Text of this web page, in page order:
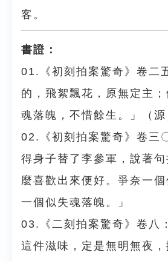
客。
書證：
01.《初刻拍案驚奇》卷二
的，飛絮飄花，原無定主
魂落魄，不惜餘生。」（源
02.《初刻拍案驚奇》卷三
得身子替了李參軍，說著
麼喜歡出來便好。爭奈一個
一個似失魂落魄。」
03.《二刻拍案驚奇》卷八
這件滋味，定是無明無夜